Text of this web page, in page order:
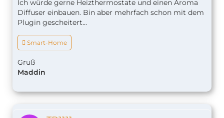
Ich würde gerne Heizthermostate und einen Aroma
Diffuser einbauen. Bin aber mehrfach schon mit dem
Plugin gescheitert...
 Smart-Home
Gruß
Maddin